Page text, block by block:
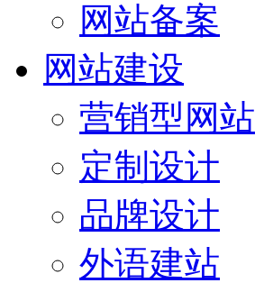
网站备案
网站建设
营销型网站
定制设计
品牌设计
外语建站